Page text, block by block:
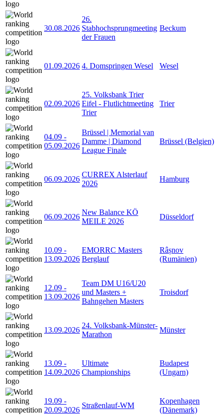
30.08.2026
26.
Stabhochsprungmeeting
der Frauen
Beckum
01.09.2026 4. Domspringen Wesel Wesel
02.09.2026
25. Volksbank Trier
Eifel - Flutlichtmeeting
Trier
Trier
04.09 -
05.09.2026
Brüssel | Memorial van
Damme | Diamond
League Finale
Brüssel (Belgien)
06.09.2026
CURREX Alsterlauf
2026
Hamburg
06.09.2026
New Balance KÖ
MEILE 2026
Düsseldorf
10.09 -
13.09.2026
EMORRC Masters
Berglauf
Râșnov
(Rumänien)
12.09 -
13.09.2026
Team DM U16/U20
und Masters +
Bahngehen Masters
Troisdorf
13.09.2026
24. Volksbank-Münster-
Marathon
Münster
13.09 -
14.09.2026
Ultimate
Championships
Budapest
(Ungarn)
19.09 -
20.09.2026
Straßenlauf-WM
Kopenhagen
(Dänemark)